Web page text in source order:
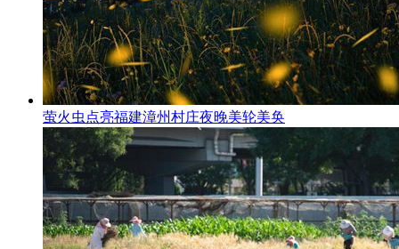
萤火虫点亮福建漳州村庄夜晚美轮美奂